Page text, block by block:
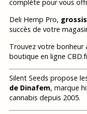
complète pour vous
Deli Hemp Pro,
succès de votre
Trouvez votre bonheur
boutique en ligne
Silent Seeds propose
de Dinafem, marque
cannabis depuis 2005.